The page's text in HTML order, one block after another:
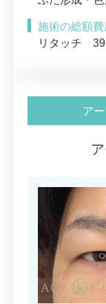
施術の総額費
リタッチ
ア